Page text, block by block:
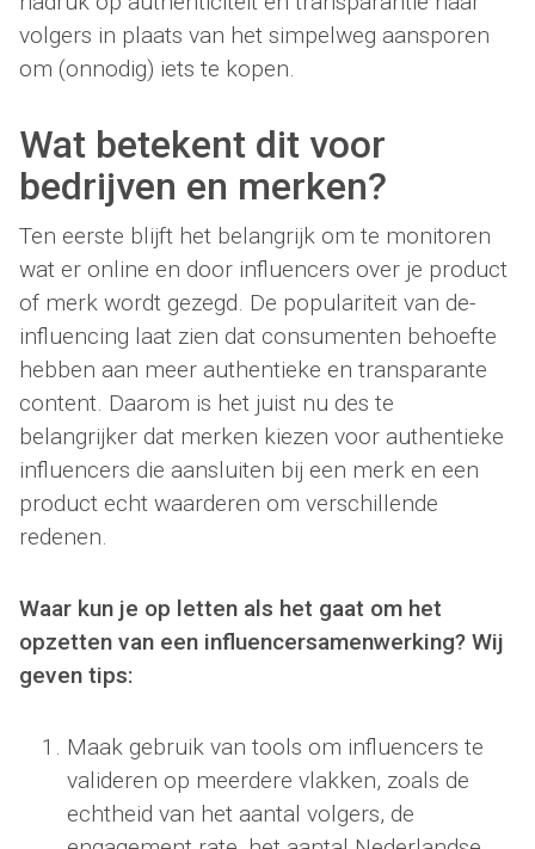
volgers in plaats van het simpelweg aansporen
om (onnodig) iets te kopen.
Wat betekent dit voor
bedrijven en merken?
Ten eerste blijft het belangrijk om te monitoren
wat er online en door influencers over je product
of merk wordt gezegd. De populariteit van de-
influencing laat zien dat consumenten behoefte
hebben aan meer authentieke en transparante
content. Daarom is het juist nu des te
belangrijker dat merken kiezen voor authentieke
influencers die aansluiten bij een merk en een
product echt waarderen om verschillende
redenen.
Waar kun je op letten als het gaat om het
opzetten van een influencersamenwerking? Wij
geven tips:
Maak gebruik van tools om influencers te
valideren op meerdere vlakken, zoals de
echtheid van het aantal volgers, de